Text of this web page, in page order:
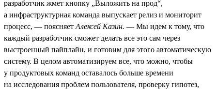
разработчик жмет кнопку „Выложить на прод“,
а инфраструктурная команда выпускает релиз и мониторит
процесс, — поясняет Алексей Казин. — Мы идем к тому, что
каждый разработчик сможет делать все это сам через
выстроенный пайплайн, и готовим для этого автоматическую
систему. В целом автоматизируем все, что можно, чтобы
у продуктовых команд оставалось больше времени
на исследования проблем пользователя, проверку гипотез,